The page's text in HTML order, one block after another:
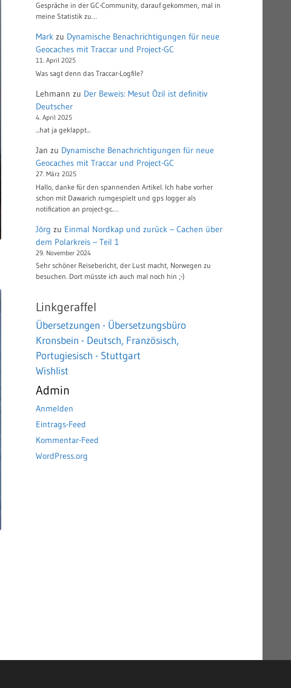
Gespräche in der GC-Community, darauf gekommen, mal in
meine Statistik zu…
Mark zu Dynamische Benachrichtigungen für neue
Geocaches mit Traccar und Project-GC
11. April 2025
Was sagt denn das Traccar-Logfile?
Lehmann zu Der Beweis: Mesut Özil ist definitiv
Deutscher
4. April 2025
...hat ja geklappt...
Jan zu Dynamische Benachrichtigungen für neue
Geocaches mit Traccar und Project-GC
27. März 2025
Hallo, danke für den spannenden Artikel. Ich habe vorher
schon mit Dawarich rumgespielt und gps logger als
notification an project-gc.…
Jörg zu Einmal Nordkap und zurück – Cachen über
dem Polarkreis – Teil 1
29. November 2024
Sehr schöner Reisebericht, der Lust macht, Norwegen zu
besuchen. Dort müsste ich auch mal noch hin ;-)
Linkgeraffel
Übersetzungen - Übersetzungsbüro
Kronsbein - Deutsch, Französisch,
Portugiesisch - Stuttgart
Wishlist
Admin
Anmelden
Eintrags-Feed
Kommentar-Feed
WordPress.org